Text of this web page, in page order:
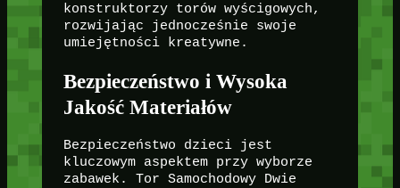
konstruktorzy torów wyścigowych,
rozwijając jednocześnie swoje
umiejętności kreatywne.
Bezpieczeństwo i Wysoka
Jakość Materiałów
Bezpieczeństwo dzieci jest
kluczowym aspektem przy wyborze
zabawek. Tor Samochodowy Dwie